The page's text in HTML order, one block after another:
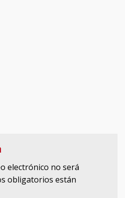
electrónico no será
obligatorios están